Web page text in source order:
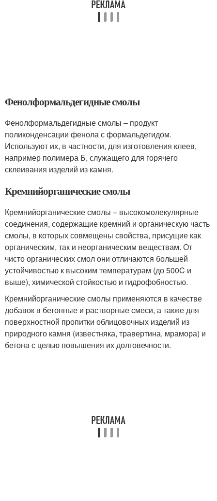
Фенолформальдегидные смолы
Фенолформальдегидные смолы – продукт
поликонденсации фенола с формальдегидом.
Используют их, в частности, для изготовления клеев,
например полимера Б, служащего для горячего
склеивания изделий из камня.
Кремнийорганические смолы
Кремнийорганические смолы – высокомолекулярные
соединения, содержащие кремний и органическую часть
смолы, в которых совмещены свойства, присущие как
органическим, так и неорганическим веществам. От
чисто органических смол они отличаются большей
устойчивостью к высоким температурам (до 500C и
выше), химической стойкостью и гидрофобностью.
Кремнийорганические смолы применяются в качестве
добавок в бетонные и растворные смеси, а также для
поверхностной пропитки облицовочных изделий из
природного камня (известняка, травертина, мрамора) и
бетона с целью повышения их долговечности.